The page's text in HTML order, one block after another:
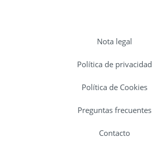
Nota legal
Política de privacidad
Política de Cookies
Preguntas frecuentes
Contacto